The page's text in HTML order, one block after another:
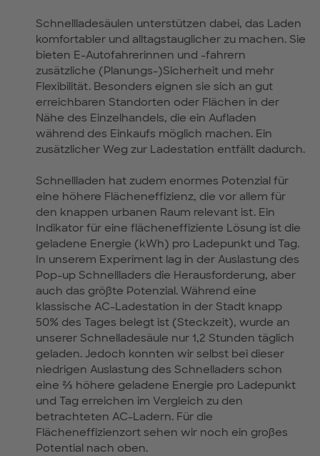
Schnellladesäulen unterstützen dabei, das Laden
komfortabler und alltagstauglicher zu machen. Sie
bieten E-Autofahrerinnen und -fahrern
zusätzliche (Planungs-)Sicherheit und mehr
Flexibilität. Besonders eignen sie sich an gut
erreichbaren Standorten oder Flächen in der
Nähe des Einzelhandels, die ein Aufladen
während des Einkaufs möglich machen. Ein
zusätzlicher Weg zur Ladestation entfällt dadurch.
Schnellladen hat zudem enormes Potenzial für
eine höhere Flächeneffizienz, die vor allem für
den knappen urbanen Raum relevant ist. Ein
Indikator für eine flächeneffiziente Lösung ist die
geladene Energie (kWh) pro Ladepunkt und Tag.
In unserem Experiment lag in der Auslastung des
Pop-up Schnellladers die Herausforderung, aber
auch das größte Potenzial. Während eine
klassische AC-Ladestation in der Stadt knapp
50% des Tages belegt ist (Steckzeit), wurde an
unserer Schnelladesäule nur 1,2 Stunden täglich
geladen. Jedoch konnten wir selbst bei dieser
niedrigen Auslastung des Schnelladers schon
eine ⅔ höhere geladene Energie pro Ladepunkt
und Tag erreichen im Vergleich zu den
betrachteten AC-Ladern. Für die
Flächeneffizienzort sehen wir noch ein großes
Potential nach oben.